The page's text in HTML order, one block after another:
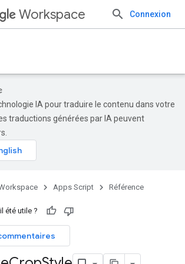
Workspace Connexion
IA pour traduire le contenu dans votre
traductions générées par IA peuvent
Apps Script Référence
été utile ?